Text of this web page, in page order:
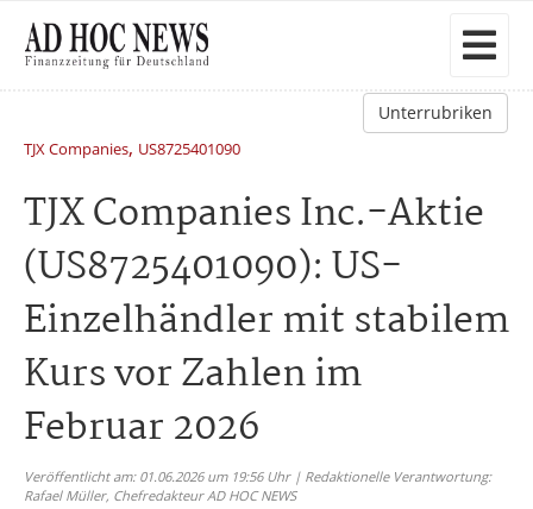
Unterrubriken
TJX Companies, US8725401090
TJX Companies Inc.-Aktie
(US8725401090): US-
Einzelhändler mit stabilem
Kurs vor Zahlen im
Februar 2026
Veröffentlicht am: 01.06.2026 um 19:56 Uhr | Redaktionelle Verantwortung:
Rafael Müller, Chefredakteur AD HOC NEWS